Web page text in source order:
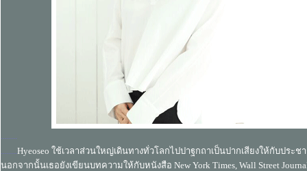
........
........Hyeoseo ใช้เวลาส่วนใหญ่เดินทางทั่วโลกไปปาฐกถาเป็นปากเสียงให้กับปร
นอกจากนั้นเธอยังเขียนบทความให้กับหนังสือ New York Times, Wall Street